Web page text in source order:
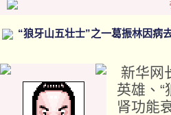
“狼牙山五壮士”之一葛振林因病
新华网
英雄、
肾功能